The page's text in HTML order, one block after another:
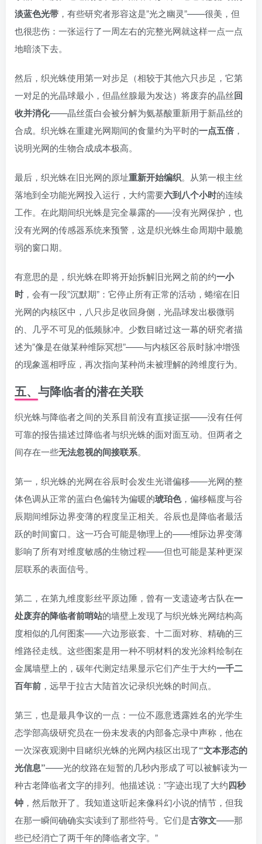
淡蓝色光带 ，有些研究者形容这是”光之幽灵”——很美，但
也很悲伤：一张运行了一周左右的完整光网就这样一点一点
地暗淡下去。
然后，织光蛛使用第一对步足（相较于其他六只步足，它第
一对足的光晶球最小，但晶丝腺最为发达）将废弃的晶丝回
收并消化——晶丝蛋白会被分解为氨基酸重新用于新晶丝的
合成。织光蛛在重建光网期间的食量约为平时的一点五倍 ，
说明光网的生物合成成本极高。
最后，织光蛛在旧光网的原址重新开始编织。从第一根主丝
落地到全功能光网投入运行，大约需要六到八个小时的连续
工作。在此期间织光蛛是完全暴露的——没有光网保护，也
没有光网的传感器系统来预警，这是织光蛛生命周期中最脆
弱的窗口期。
有意思的是，织光蛛在即将开始拆解旧光网之前的约一小
时，会有一段”沉默期”：它停止所有正常的活动，蜷缩在旧
光网的内核区中，八只步足收回身侧，光晶球发出极微弱
的、几乎不可见的低频脉冲。少数目睹过这一幕的研究者描
述为”像是在做某种维际冥想”——与内核区谷辰时脉冲增强
的现象遥相呼应，再次指向某种尚未被理解的跨维度行为。
五、与降临者的潜在关联
织光蛛与降临者之间的关系目前没有直接证据——没有任何
可靠的报告描述过降临者与织光蛛的面对面互动。但两者之
间存在一些无法忽视的间接联系。
第一，织光蛛的光网在谷辰时会发生光谱偏移——光网的整
体色调从正常的蓝白色偏转为偏暖的琥珀色，偏移幅度与谷
辰期间维际边界变薄的程度呈正相关。谷辰也是降临者最活
跃的时间窗口。这一巧合可能是物理上的——维际边界变薄
影响了所有对维度敏感的生物过程——但也可能是某种更深
层联系的表面信号。
第二，在第九维度影丝平原边陲，曾有一支遗迹考古队在一
处废弃的降临者前哨站的墙壁上发现了与织光蛛光网结构高
度相似的几何图案——六边形嵌套、十二面对称、精确的三
维路径走线。这些图案是用一种不明材料的发光涂料绘制在
金属墙壁上的，碳年代测定结果显示它们产生于大约一千二
百年前 ，远早于拉古大陆首次记录织光蛛的时间点。
第三，也是最具争议的一点：一位不愿意透露姓名的光学生
态学部高级研究员在一份未发表的内部备忘录中声称，他在
一次深夜观测中目睹织光蛛的光网内核区出现了“文本形态的
光信息”——光的纹路在短暂的几秒内形成了可以被解读为一
种古老降临者文字的排列。他描述说：”字迹出现了大约四秒
钟 ，然后散开了。我知道这听起来像科幻小说的情节，但我
在那一瞬间确确实实读到了那些符号。它们是古弥文——那
些已经消亡了两千年的降临者文字。”